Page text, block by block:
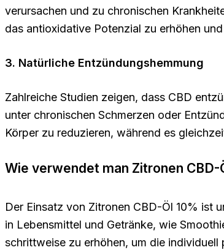
verursachen und zu chronischen
das antioxidative Potenzial zu erhöhen
3. Natürliche Entzündungshemmung
Zahlreiche Studien zeigen, dass CBD
unter chronischen Schmerzen oder
Körper zu reduzieren, während es
Wie verwendet man Zitronen CBD-
Der Einsatz von Zitronen CBD-Öl 10% ist
in Lebensmittel und Getränke, wie
schrittweise zu erhöhen, um die individuell